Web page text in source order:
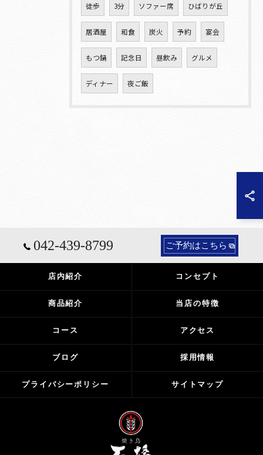
徒歩 3分 ソファー席 ひばりが丘
居酒屋 和食 炭火 予約 宴会
もつ鍋 記念日 昼飲み グルメ
ディナー 夜ご飯
042-439-8799 ご予約はこちら
店内紹介 コンセプト
商品紹介 当店の特徴
コース アクセス
ブログ 採用情報
プライバシーポリシー サイトマップ